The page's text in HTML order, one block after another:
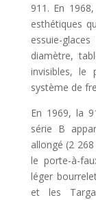
911. En
esthétiques
essuie-
diamètre,
invisibles, le
système de
En 1969, la
série B
allongé (2
le porte-à-
léger
et les